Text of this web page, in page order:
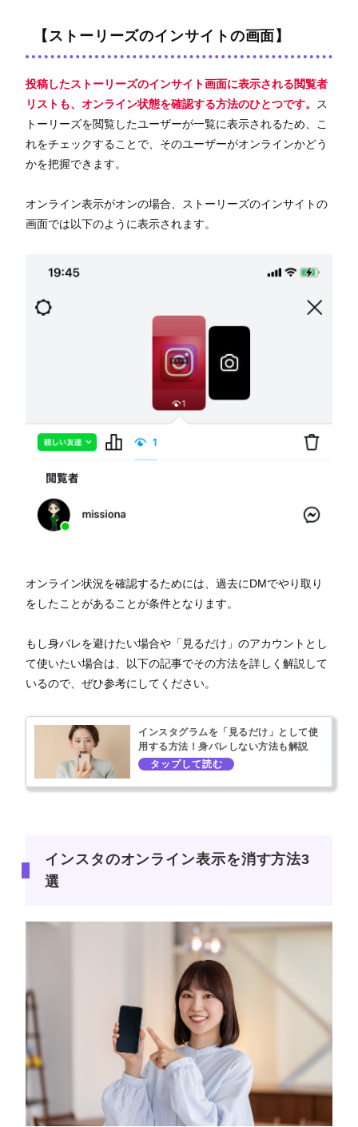
【ストーリーズのインサイトの画面】
投稿したストーリーズのインサイト画面に表示される閲覧者
リストも、オンライン状態を確認する方法のひとつです。
ス
トーリーズを閲覧したユーザーが一覧に表示されるため、こ
れをチェックすることで、そのユーザーがオンラインかどう
かを把握できます。
オンライン表示がオンの場合、ストーリーズのインサイトの
画面では以下のように表示されます。
オンライン状況を確認するためには、過去にDMでやり取り
をしたことがあることが条件となります。
もし身バレを避けたい場合や「見るだけ」のアカウントとし
て使いたい場合は、以下の記事でその方法を詳しく解説して
いるので、ぜひ参考にしてください。
インスタグラムを「見るだけ」として使
用する方法！身バレしない方法も解説
インスタのオンライン表示を消す方法3
選